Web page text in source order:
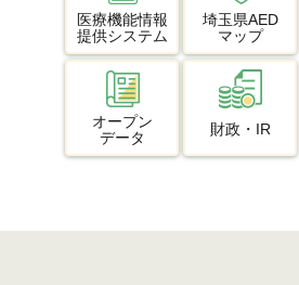
医療機能情報
提供システム
埼玉県AED
マップ
オープン
データ
財政・IR